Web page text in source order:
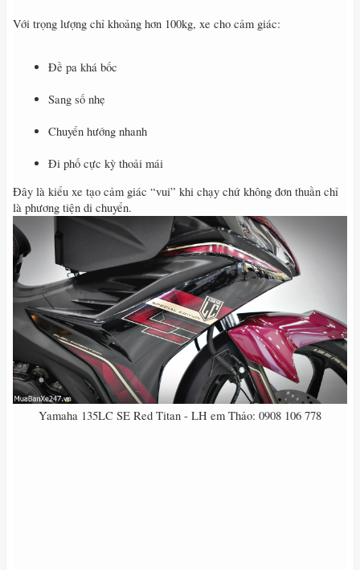
Với trọng lượng chỉ khoảng hơn 100kg, xe cho cảm giác:
Đề pa khá bốc
Sang số nhẹ
Chuyển hướng nhanh
Đi phố cực kỳ thoải mái
Đây là kiểu xe tạo cảm giác “vui” khi chạy chứ không đơn thuần chỉ
là phương tiện di chuyển.
Yamaha 135LC SE Red Titan - LH em Thảo: 0908 106 778​